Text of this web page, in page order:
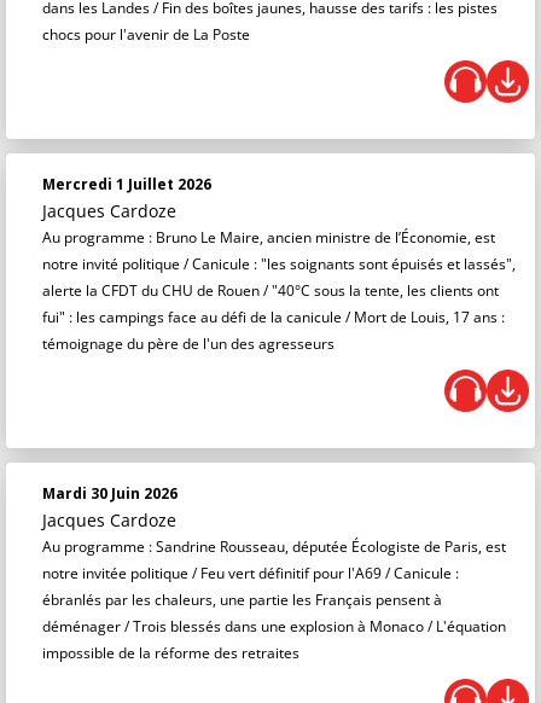
dans les Landes / Fin des boîtes jaunes, hausse des tarifs : les pistes
chocs pour l'avenir de La Poste
Mercredi 1 Juillet 2026
Jacques Cardoze
Au programme : Bruno Le Maire, ancien ministre de l’Économie, est
notre invité politique / Canicule : "les soignants sont épuisés et lassés",
alerte la CFDT du CHU de Rouen / "40°C sous la tente, les clients ont
fui" : les campings face au défi de la canicule / Mort de Louis, 17 ans :
témoignage du père de l'un des agresseurs
Mardi 30 Juin 2026
Jacques Cardoze
Au programme : Sandrine Rousseau, députée Écologiste de Paris, est
notre invitée politique / Feu vert définitif pour l'A69 / Canicule :
ébranlés par les chaleurs, une partie les Français pensent à
déménager / Trois blessés dans une explosion à Monaco / L'équation
impossible de la réforme des retraites